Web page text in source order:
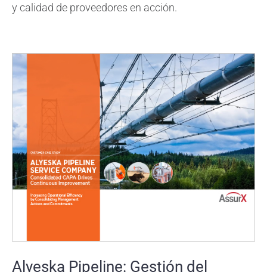
y calidad de proveedores en acción.
Alyeska Pipeline: Gestión del